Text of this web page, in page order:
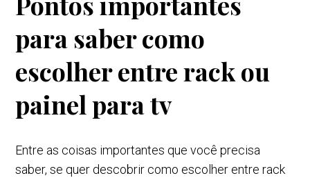
para saber como
escolher entre rack ou
painel para tv
Entre as coisas importantes que você precisa
saber, se quer descobrir como escolher entre rack